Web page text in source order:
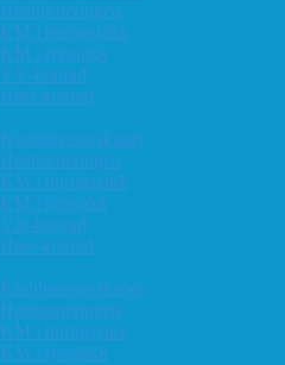
Høstturneringen
KM i hurtigsjakk
KM i lynsjakk
Vår-konrad
Høst-konrad
Klubbmesterskapet
Høstturneringen
KM i hurtigsjakk
KM i lynsjakk
Vår-konrad
Høst-konrad
Klubbmesterskapet
Høstturneringen
KM i hurtigsjakk
KM i lynsjakk